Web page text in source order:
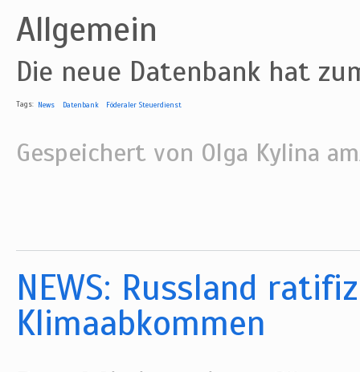
Allgemein
Die neue Datenbank hat
Tags: News Datenbank Föderaler Steuerdienst
Gespeichert von Olga Kylina
NEWS: Russland
Klimaabkommen